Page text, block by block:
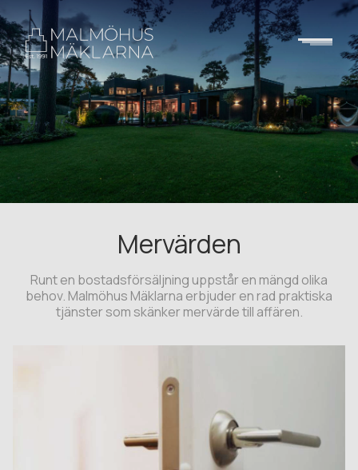
Mervärden
Runt en bostadsförsäljning uppstår en mängd olika
behov. Malmöhus Mäklarna erbjuder en rad praktiska
tjänster som skänker mervärde till affären.